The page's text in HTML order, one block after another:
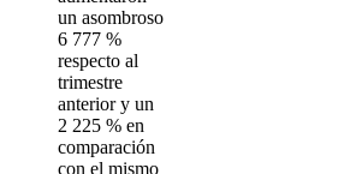
un asombroso
6 777 %
respecto al
trimestre
anterior y un
2 225 % en
comparación
con el mismo